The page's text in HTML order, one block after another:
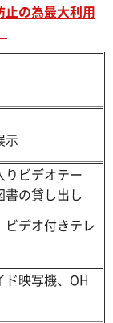
の為最大利用
示
りビデオテー
書の貸し出し
ビデオ付きテレ
映写機、OH